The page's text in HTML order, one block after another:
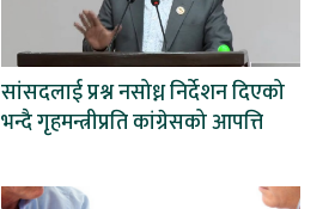
सांसदलाई प्रश्न नसोध्न निर्देशन दिएको
भन्दै गृहमन्त्रीप्रति कांग्रेसको आपत्ति